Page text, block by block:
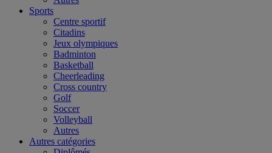
Sports
Centre sportif
Citadins
Jeux olympiques
Badminton
Basketball
Cheerleading
Cross country
Golf
Soccer
Volleyball
Autres
Autres catégories